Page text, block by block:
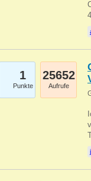
1
Punkte
25652
Aufrufe